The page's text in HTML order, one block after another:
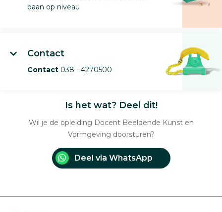
baan op niveau
Contact
Contact 038 - 4270500
Is het wat? Deel dit!
Wil je de opleiding Docent Beeldende Kunst en
Vormgeving doorsturen?
Deel via WhatsApp